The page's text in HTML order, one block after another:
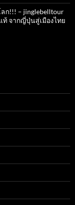
ก!!! – jinglebelltour
จากญี่ปุ่นสู่เมืองไทย